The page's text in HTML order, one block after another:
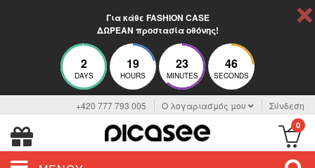
Για κάθε FASHION CASE
ΔΩΡΕΑΝ προστασία οθόνης!
2
DAYS
19
HOURS
23
MINUTES
46
SECONDS
+420 777 793 005 Ο λογαριασμός μου Σύνδεση
0